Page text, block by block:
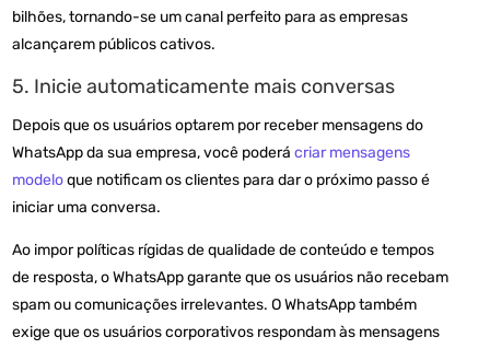
bilhões, tornando-se um canal perfeito para as empresas
alcançarem públicos cativos.
5. Inicie automaticamente mais conversas
Depois que os usuários optarem por receber mensagens do
WhatsApp da sua empresa, você poderácriar mensagens
modeloque notificam os clientes para dar o próximo passo é
iniciar uma conversa.
Ao impor políticas rígidas de qualidade de conteúdo e tempos
de resposta, o WhatsApp garante que os usuários não recebam
spam ou comunicações irrelevantes. O WhatsApp também
exige que os usuários corporativos respondam às mensagens